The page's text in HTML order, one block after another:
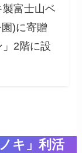
富士山ベ
)に寄贈
」2階に設
キ」利活